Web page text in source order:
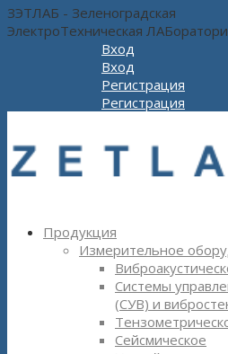
ЗЭТЛАБ - Зеленоградская
ЭлектроТехническая
Вход
Вход
Регистрация
Регистрация
Продукция
Измерительное
Системы
(СУВ) и
Сейсмическое